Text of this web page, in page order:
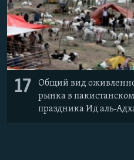
17
Общий вид
рынка в
праздника Ид аль-